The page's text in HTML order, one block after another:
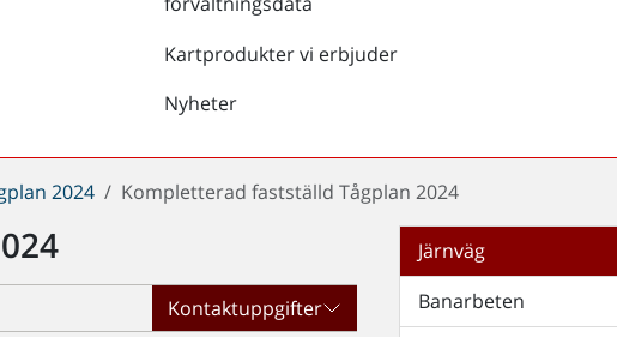
Kartprodukter vi erbjuder
Nyheter
2024 Kompletterad fastställd Tågplan 2024
Kontaktuppgifter
Järnväg
Banarbeten